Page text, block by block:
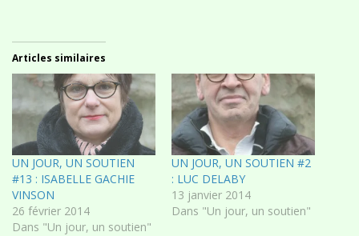
Articles similaires
UN JOUR, UN SOUTIEN
#13 : ISABELLE GACHIE
VINSON
26 février 2014
Dans "Un jour, un soutien"
UN JOUR, UN SOUTIEN #2
: LUC DELABY
13 janvier 2014
Dans "Un jour, un soutien"